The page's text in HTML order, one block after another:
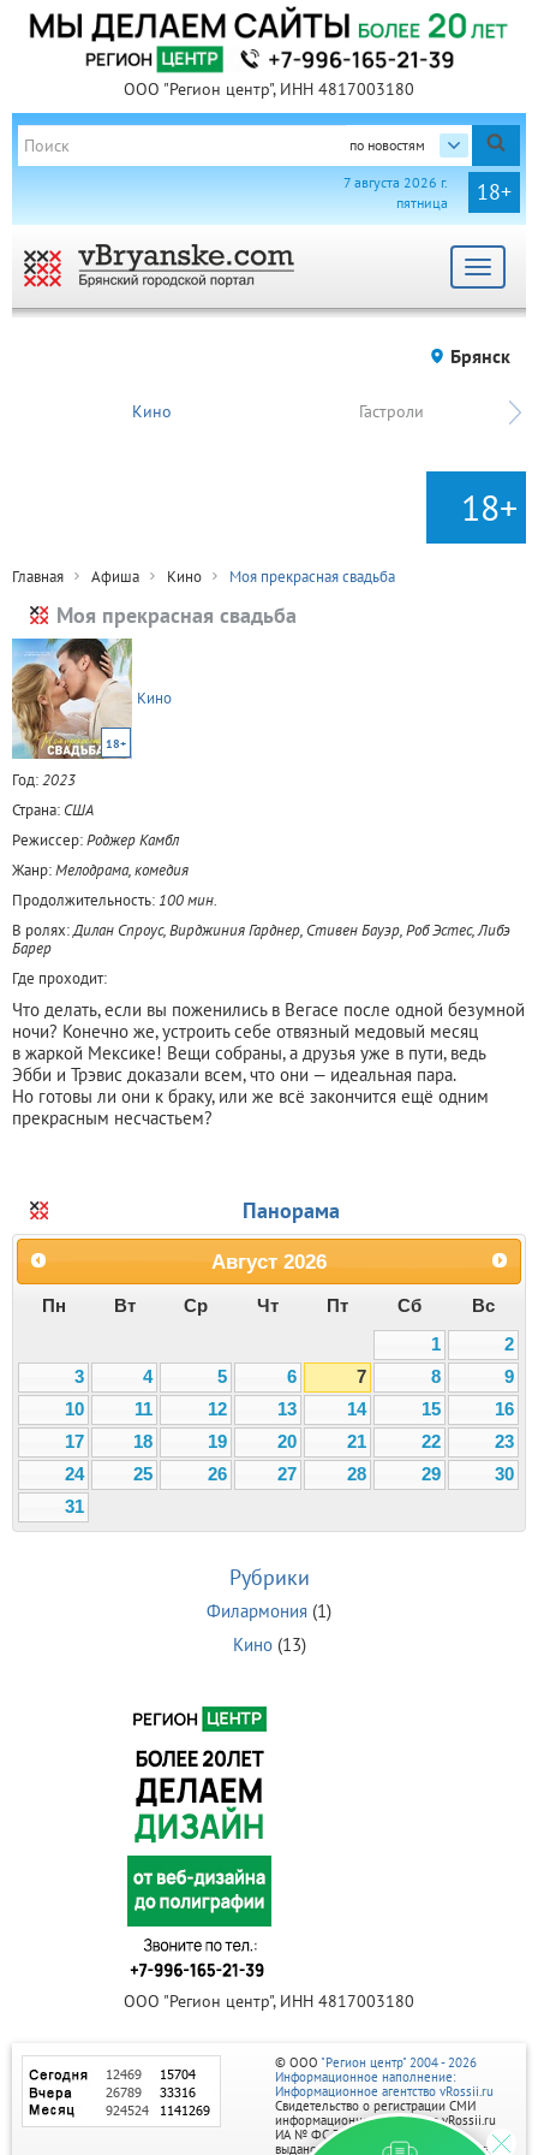
ООО "Регион центр", ИНН 4817003180
по новостям
18+
7 августа 2026 г.
пятница
Toggle
Брянск
Кино Гастроли
18+
Главная Афиша Кино Моя прекрасная свадьба
Моя прекрасная свадьба
18+
Кино
Год:2023
Страна: США
Режиссер:Роджер Камбл
Жанр:Мелодрама, комедия
Продолжительность: 100 мин.
В ролях:Дилан Спроус, Вирджиния Гарднер, Стивен Бауэр, Роб Эстес, Либэ
Барер
Где проходит:
Что делать, если вы поженились в Вегасе после одной безумной
ночи? Конечно же, устроить себе отвязный медовый месяц
в жаркой Мексике! Вещи собраны, а друзья уже в пути, ведь
Эбби и Трэвис доказали всем, что они — идеальная пара.
Но готовы ли они к браку, или же всё закончится ещё одним
прекрасным несчастьем?
Панорама
Август 2026
Пн Вт Ср Чт Пт Сб
Вс
1
2
3
4 5 6 7 8
9
10
11 12 13 14 15
16
17
18 19 20 21 22
23
24
25 26 27 28 29
30
31
Рубрики
Филармония (1)
Кино(13)
ООО "Регион центр", ИНН 4817003180
© ООО "Регион центр" 2004 - 2026
Информационное наполнение:
Информационное агентство vRossii.ru
Свидетельство о регистрации СМИ
информационного агентства vRossii.ru
ИА № ФС 77‑35502
выдано РОСКОМНАДЗОРом 04 марта